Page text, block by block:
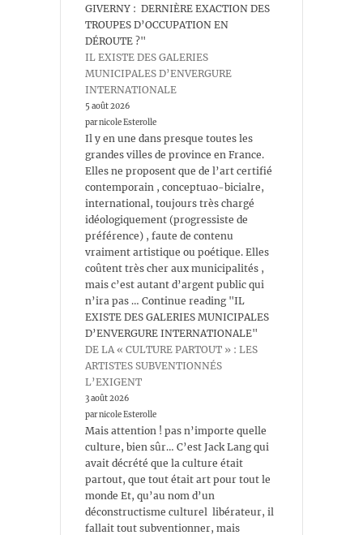
GIVERNY : DERNIÈRE EXACTION DES
TROUPES D’OCCUPATION EN
DÉROUTE ?"
IL EXISTE DES GALERIES
MUNICIPALES D’ENVERGURE
INTERNATIONALE
5 août 2026
par nicole Esterolle
Il y en une dans presque toutes les
grandes villes de province en France.
Elles ne proposent que de l’art certifié
contemporain , conceptuao-bicialre,
international, toujours très chargé
idéologiquement (progressiste de
préférence) , faute de contenu
vraiment artistique ou poétique. Elles
coûtent très cher aux municipalités ,
mais c’est autant d’argent public qui
n’ira pas … Continue reading "IL
EXISTE DES GALERIES MUNICIPALES
D’ENVERGURE INTERNATIONALE"
DE LA « CULTURE PARTOUT » : LES
ARTISTES SUBVENTIONNÉS
L’EXIGENT
3 août 2026
par nicole Esterolle
Mais attention ! pas n’importe quelle
culture, bien sûr… C’est Jack Lang qui
avait décrété que la culture était
partout, que tout était art pour tout le
monde Et, qu’au nom d’un
déconstructisme culturel libérateur, il
fallait tout subventionner, mais